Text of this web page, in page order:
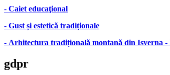
- Caiet educaţional
- Gust și estetică tradiționale
- Arhitectura tradițională montană din Isverna -
gdpr